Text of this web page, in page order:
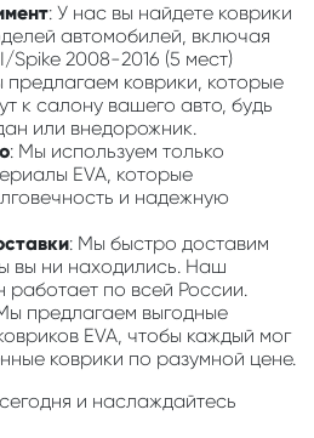
: У нас вы найдете коврики
автомобилей, включая
2008-2016 (5 мест)
предлагаем коврики, которые
к салону вашего авто, будь
или внедорожник.
: Мы используем только
EVA, которые
и надежную
: Мы быстро доставим
вы ни находились. Наш
работает по всей России.
предлагаем выгодные
EVA, чтобы каждый мог
коврики по разумной цене.
и наслаждайтесь